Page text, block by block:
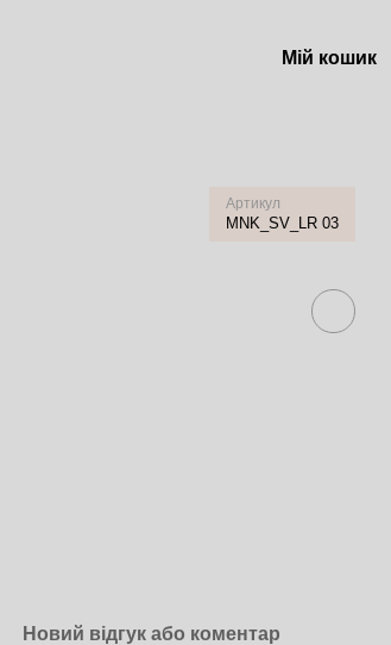
Мій кошик
Артикул
MNK_SV_LR 03
Новий відгук або коментар